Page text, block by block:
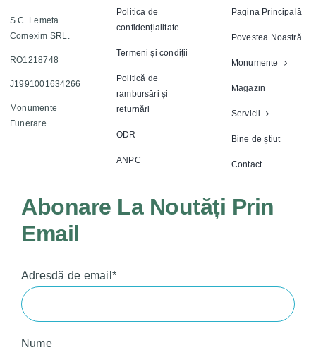
S.C. Lemeta
Comexim SRL.
RO1218748
J1991001634266
Monumente
Funerare
Politica de
confidențialitate
Termeni și condiții
Politică de
rambursări și
returnări
ODR
ANPC
Pagina Principală
Povestea Noastră
Monumente
Magazin
Servicii
Bine de știut
Contact
Abonare La Noutăți Prin
Email
Adresdă de email*
Nume